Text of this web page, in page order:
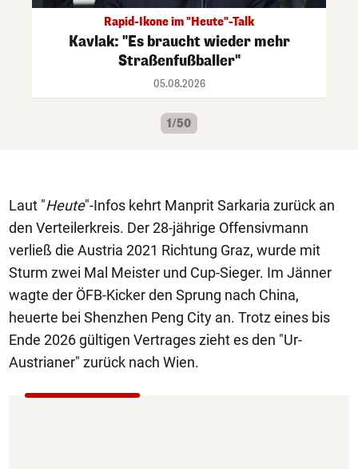
Rapid-Ikone im "Heute"-Talk
Kavlak: "Es braucht wieder mehr
Straßenfußballer"
05.08.2026
1/50
Laut "Heute"-Infos kehrt Manprit Sarkaria zurück an
den Verteilerkreis. Der 28-jährige Offensivmann
verließ die Austria 2021 Richtung Graz, wurde mit
Sturm zwei Mal Meister und Cup-Sieger. Im Jänner
wagte der ÖFB-Kicker den Sprung nach China,
heuerte bei Shenzhen Peng City an. Trotz eines bis
Ende 2026 gültigen Vertrages zieht es den "Ur-
Austrianer" zurück nach Wien.